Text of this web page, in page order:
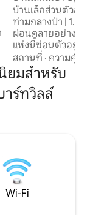
บ้านเล็กส่วนตัวสำ
ท่ามกลางป่า | 1.5 ชม.
ผ่อนคลายอย่างแท้
แห่งนี้ซ่อนตัวอยู่ท่
เทนตอนล่าง เป็น
สำหรับการชะลอ
ธรรมชาติ และปล
สัมผัสไลฟ์สไตล์ “บ้
คอนเทนเนอร์ขน
และความสะดวกส
สถานที่ · ความคุ้ม
ยมสำหรับ
ร์ทวิลล์
Wi-Fi